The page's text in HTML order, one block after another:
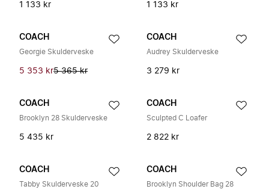
1 133 kr 1 133 kr
COACH
Georgie Skulderveske
5 353 kr5 365 kr
COACH
Audrey Skulderveske
3 279 kr
COACH
Brooklyn 28 Skulderveske
5 435 kr
COACH
Sculpted C Loafer
2 822 kr
COACH
Tabby Skulderveske 20
COACH
Brooklyn Shoulder Bag 28